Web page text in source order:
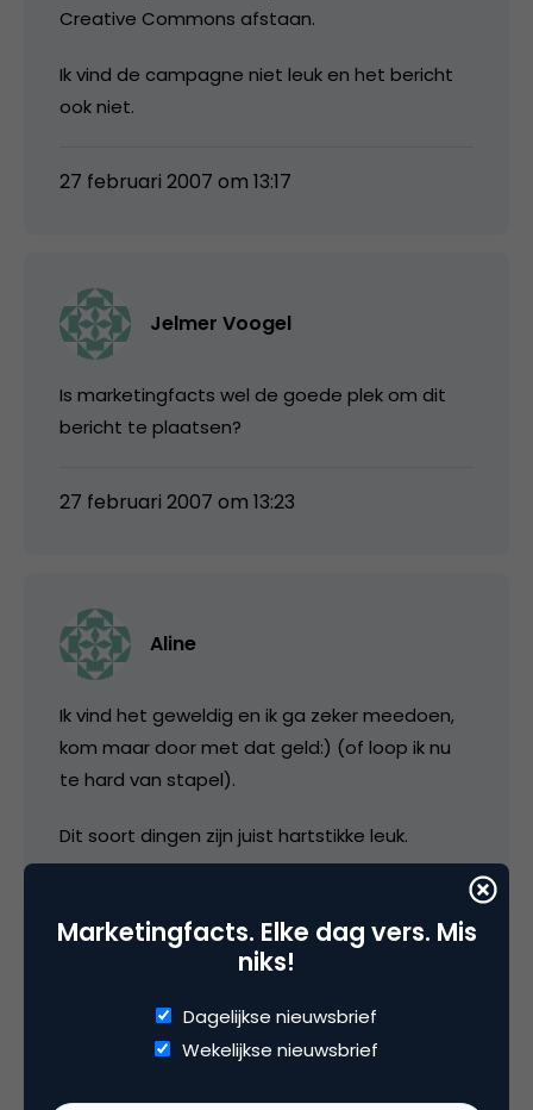
Creative Commons afstaan.
Ik vind de campagne niet leuk en het bericht
ook niet.
27 februari 2007 om 13:17
Jelmer Voogel
Is marketingfacts wel de goede plek om dit
bericht te plaatsen?
27 februari 2007 om 13:23
Aline
Ik vind het geweldig en ik ga zeker meedoen,
kom maar door met dat geld:) (of loop ik nu
te hard van stapel).
Dit soort dingen zijn juist hartstikke leuk.
serge.fenenko@novocortex.com
Marketingfacts. Elke dag vers. Mis
niks!
Dagelijkse nieuwsbrief
Wekelijkse nieuwsbrief